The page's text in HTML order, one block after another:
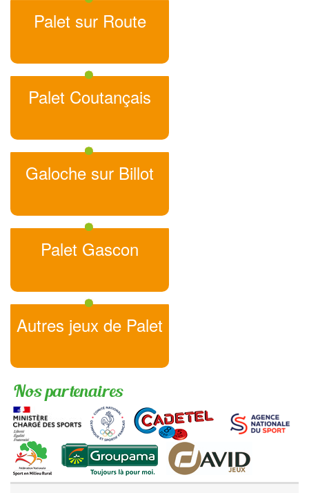
Palet sur Route
Palet Coutançais
Galoche sur Billot
Palet Gascon
Autres jeux de Palet
Nos partenaires